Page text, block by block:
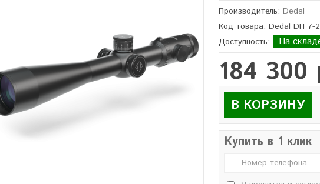
Производитель:Dedal
Код товара: Dedal DH 7-
Доступность:
На
184 300
В КОРЗИНУ
Купить в 1 клик